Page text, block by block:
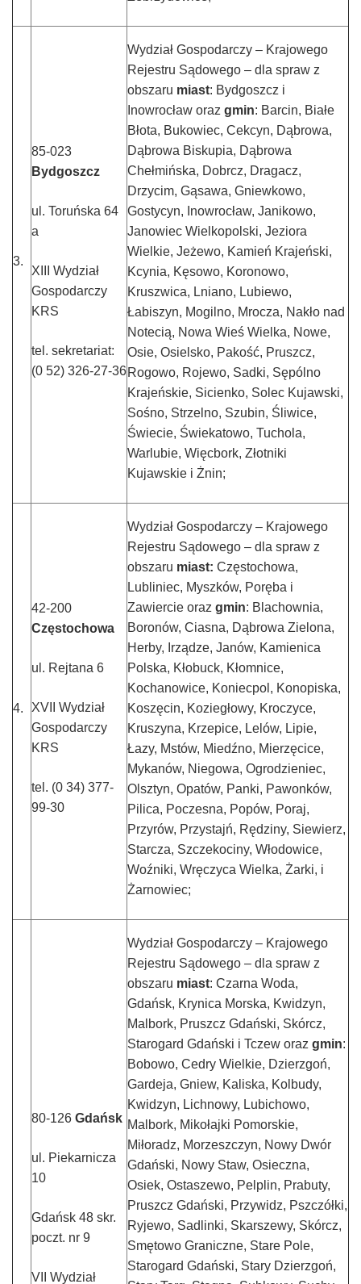
3.
85-023
Bydgoszcz
ul. Toruńska 64
a
XIII Wydział
Gospodarczy
KRS
tel. sekretariat:
(0 52) 326-27-36
Wydział Gospodarczy – Krajowego
Rejestru Sądowego – dla spraw z
obszaru miast: Bydgoszcz i
Inowrocław oraz gmin: Barcin, Białe
Błota, Bukowiec, Cekcyn, Dąbrowa,
Dąbrowa Biskupia, Dąbrowa
Chełmińska, Dobrcz, Dragacz,
Drzycim, Gąsawa, Gniewkowo,
Gostycyn, Inowrocław, Janikowo,
Janowiec Wielkopolski, Jeziora
Wielkie, Jeżewo, Kamień Krajeński,
Kcynia, Kęsowo, Koronowo,
Kruszwica, Lniano, Lubiewo,
Łabiszyn, Mogilno, Mrocza, Nakło nad
Notecią, Nowa Wieś Wielka, Nowe,
Osie, Osielsko, Pakość, Pruszcz,
Rogowo, Rojewo, Sadki, Sępólno
Krajeńskie, Sicienko, Solec Kujawski,
Sośno, Strzelno, Szubin, Śliwice,
Świecie, Świekatowo, Tuchola,
Warlubie, Więcbork, Złotniki
Kujawskie i Żnin;
4.
42-200
Częstochowa
ul. Rejtana 6
XVII Wydział
Gospodarczy
KRS
tel. (0 34) 377-
99-30
Wydział Gospodarczy – Krajowego
Rejestru Sądowego – dla spraw z
obszaru miast: Częstochowa,
Lubliniec, Myszków, Poręba i
Zawiercie oraz gmin: Blachownia,
Boronów, Ciasna, Dąbrowa Zielona,
Herby, Irządze, Janów, Kamienica
Polska, Kłobuck, Kłomnice,
Kochanowice, Koniecpol, Konopiska,
Koszęcin, Koziegłowy, Kroczyce,
Kruszyna, Krzepice, Lelów, Lipie,
Łazy, Mstów, Miedźno, Mierzęcice,
Mykanów, Niegowa, Ogrodzieniec,
Olsztyn, Opatów, Panki, Pawonków,
Pilica, Poczesna, Popów, Poraj,
Przyrów, Przystajń, Rędziny, Siewierz,
Starcza, Szczekociny, Włodowice,
Woźniki, Wręczyca Wielka, Żarki, i
Żarnowiec;
80-126 Gdańsk
ul. Piekarnicza
10
Gdańsk 48 skr.
poczt. nr 9
VII Wydział
Wydział Gospodarczy – Krajowego
Rejestru Sądowego – dla spraw z
obszaru miast: Czarna Woda,
Gdańsk, Krynica Morska, Kwidzyn,
Malbork, Pruszcz Gdański, Skórcz,
Starogard Gdański i Tczew oraz gmin:
Bobowo, Cedry Wielkie, Dzierzgoń,
Gardeja, Gniew, Kaliska, Kolbudy,
Kwidzyn, Lichnowy, Lubichowo,
Malbork, Mikołajki Pomorskie,
Miłoradz, Morzeszczyn, Nowy Dwór
Gdański, Nowy Staw, Osieczna,
Osiek, Ostaszewo, Pelplin, Prabuty,
Pruszcz Gdański, Przywidz, Pszczółki,
Ryjewo, Sadlinki, Skarszewy, Skórcz,
Smętowo Graniczne, Stare Pole,
Starogard Gdański, Stary Dzierzgoń,